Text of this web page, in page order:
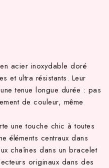
métropolitaine ! À
acier inoxydable doré
et ultra résistants. Leur
tenue longue durée : pas
de couleur, même
une touche chic à toutes
éléments centraux dans
chaînes dans un bracelet
originaux dans des